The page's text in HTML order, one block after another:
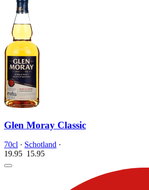
Glen Moray Classic
70cl · Schotland ·
19.95 15.95